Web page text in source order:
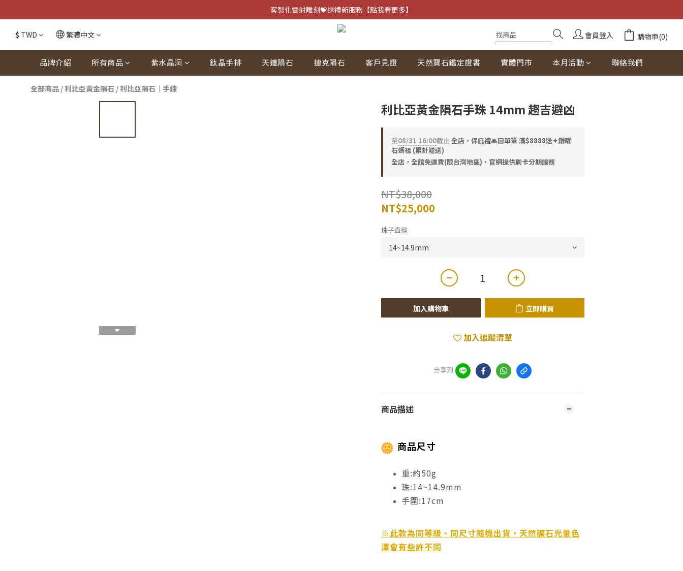
客製化雷射雕刻💝送禮新服務【點我看更多】
客製化雷射雕刻💝送禮新服務【點我看更多】
避邪防小人⚡指定黑曜石 任選兩件75折
客製化雷射雕刻💝送禮新服務【點我看更多】
$ TWD 繁體中文 會員登入 購物車(0)
品牌介紹 所有商品 紫水晶洞 鈦晶手排 天鐵隕石 捷克隕石 客戶見證 天然寶石鑑定證書 實體門市 本月活動 聯絡我們
全部商品 /利比亞黃金隕石 /利比亞隕石｜手鍊
利比亞黃金隕石手珠 14mm 趨吉避凶
至08/31 16:00截止全店，保庇禮🙏🏻單筆 滿$8888送✦銀曜
石媽祖 (累計贈送)
全店，全館免運費(限台灣地區)，官網提供刷卡分期服務
NT$38,000
NT$25,000
珠子直徑
加入購物車 立即購買
加入追蹤清單
分享到
商品描述
商品尺寸
重:約50g
珠:14~14.9mm
手圍:17cm
※此款為同等級、 同尺寸隨機出貨，天然礦石光暈色
澤會有些許不同